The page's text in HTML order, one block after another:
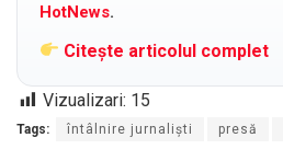
HotNews.
Citește articolul complet
Vizualizari: 15
Tags: întâlnire jurnaliști presă